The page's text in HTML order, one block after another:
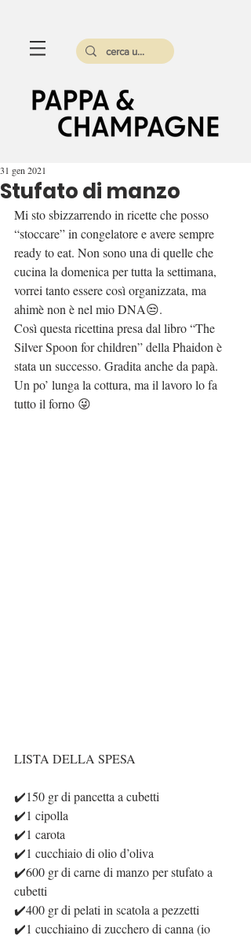
Stufato di manzo
31 gen 2021
Mi sto sbizzarrendo in ricette che posso
“stoccare” in congelatore e avere sempre
ready to eat. Non sono una di quelle che
cucina la domenica per tutta la settimana,
vorrei tanto essere così organizzata, ma
ahimè non è nel mio DNA😒.
Così questa ricettina presa dal libro “The
Silver Spoon for children” della Phaidon è
stata un successo. Gradita anche da papà.
Un po’ lunga la cottura, ma il lavoro lo fa
tutto il forno 😜
LISTA DELLA SPESA
✔️150 gr di pancetta a cubetti
✔️1 cipolla
✔️1 carota
✔️1 cucchiaio di olio d’oliva
✔️600 gr di carne di manzo per stufato a
cubetti
✔️400 gr di pelati in scatola a pezzetti
✔️1 cucchiaino di zucchero di canna (io